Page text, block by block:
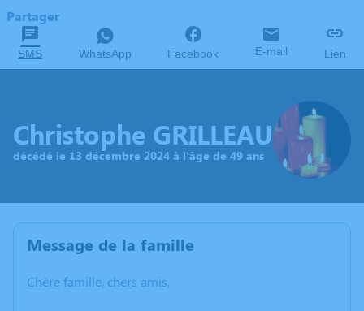
Partager
SMS WhatsApp Facebook E-mail Lien
Christophe GRILLEAU
décédé le 13 décembre 2024 à l'âge de 49 ans
Message de la famille
Chère famille, chers amis,